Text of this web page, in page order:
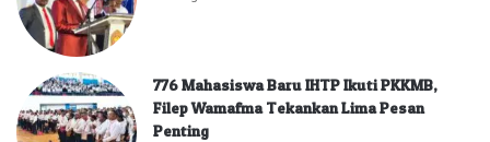
776 Mahasiswa Baru IHTP Ikuti PKKMB,
Filep Wamafma Tekankan Lima Pesan
Penting